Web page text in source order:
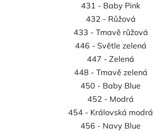
431 - Baby Pink
432 - Růžová
433 - Tmavě růžová
446 - Světle zelená
447 - Zelená
448 - Tmavě zelená
450 - Baby Blue
452 - Modrá
454 - Královská modrá
456 - Navy Blue